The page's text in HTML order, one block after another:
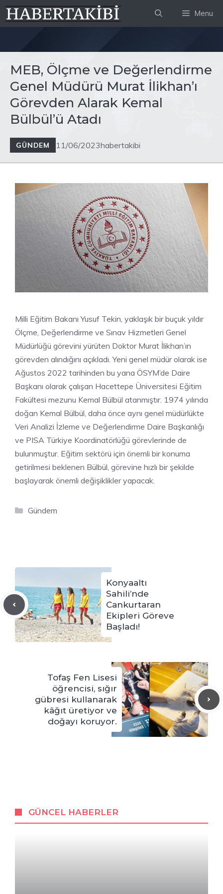
İçeriğe
atla
Menu
MEB, Ölçme ve Değerlendirme
Genel Müdürü Murat İlikhan’ı
Görevden Alarak Kemal
Bülbül’ü Atadı
GÜNDEM 11/06/2023habertakibi
Milli Eğitim Bakanı Yusuf Tekin, yaklaşık bir buçuk yıldır
Ölçme, Değerlendirme ve Sınav Hizmetleri Genel
Müdürlüğü görevini yürüten Doktor Murat İlikhan’ın
görevden alındığını açıkladı. Yeni genel müdür olarak ise
Ağustos 2022 tarihinden bu yana ÖSYM’de Daire
Başkanı olarak çalışan Hacettepe Üniversitesi Eğitim
Fakültesi mezunu Kemal Bülbül atanmıştır. 1974 yılında
doğan Kemal Bülbül, daha önce aynı genel müdürlükte
Veri Analizi İzleme ve Değerlendirme Daire Başkanlığı
ve PISA Türkiye Koordinatörlüğü görevlerinde de
bulunmuştur. Eğitim sektörü için önemli bir konuma
getirilmesi beklenen Bülbül, görevine hızlı bir şekilde
başlayarak önemli değişiklikler yapacak.
Kategoriler
Gündem
Konyaaltı
Sahili’nde
Cankurtaran
Ekipleri Göreve
Başladı!
Tofaş Fen Lisesi
öğrencisi, sığır
gübresi kullanarak
kâğıt üretiyor ve
doğayı koruyor.
GÜNCEL HABERLER